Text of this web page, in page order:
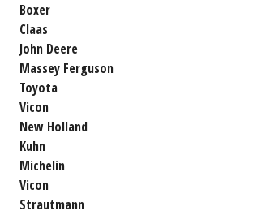
Boxer
Claas
John Deere
Massey Ferguson
Toyota
Vicon
New Holland
Kuhn
Michelin
Vicon
Strautmann